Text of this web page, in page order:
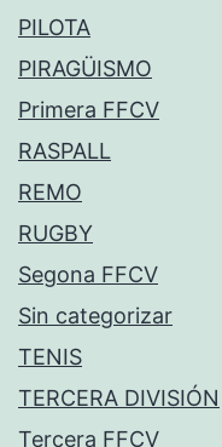
PILOTA
PIRAGÜISMO
Primera FFCV
RASPALL
REMO
RUGBY
Segona FFCV
Sin categorizar
TENIS
TERCERA DIVISIÓN
Tercera FFCV